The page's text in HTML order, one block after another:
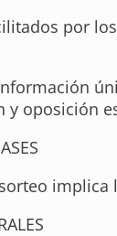
por
y oposición
implica